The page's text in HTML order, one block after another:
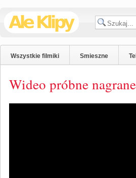
Wszystkie filmiki Smieszne
Wideo próbne